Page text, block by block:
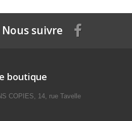
Nous suivre
boutique
COPIES, 14, rue Tavelle